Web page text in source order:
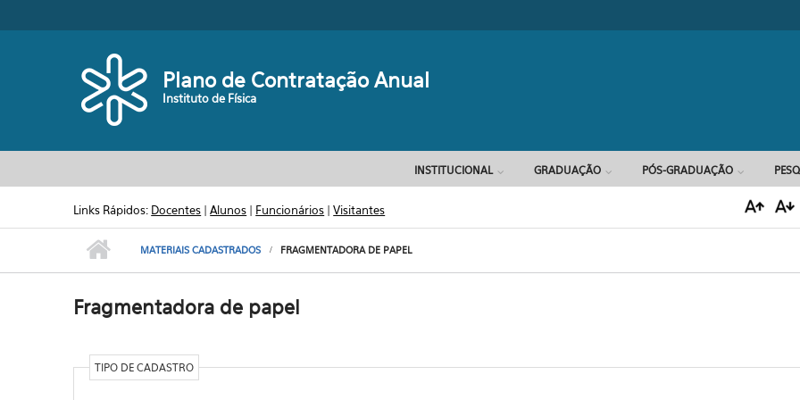
Formulário
Plano de Contratação Anual
Instituto de Física
INSTITUCIONAL GRADUAÇÃO PÓS-GRADUAÇÃO
Links Rápidos: Docentes |Alunos | Funcionários |Visitantes
MATERIAIS CADASTRADOS FRAGMENTADORA DE PAPEL
Fragmentadora de papel
TIPO DE CADASTRO